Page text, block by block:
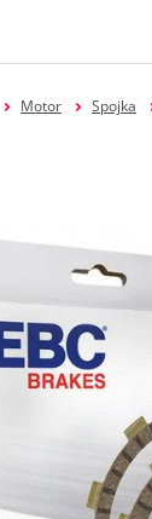
Motor Spojka